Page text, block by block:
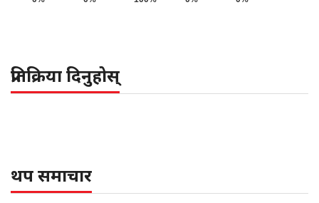
प्रतिक्रिया दिनुहोस्
थप समाचार